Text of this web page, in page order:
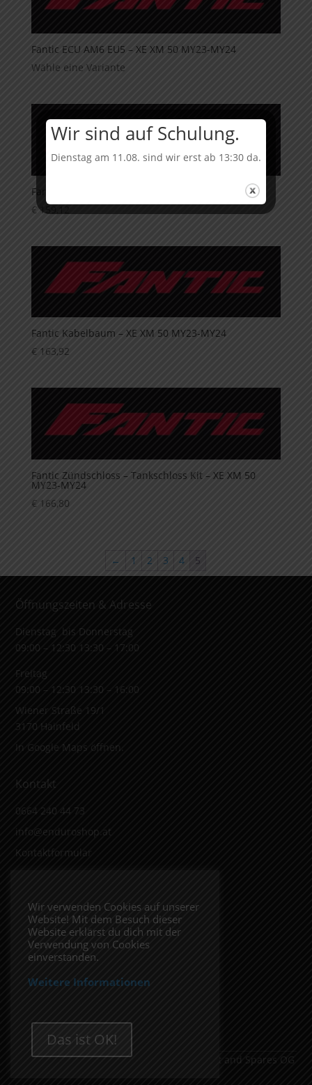
Fantic ECU AM6 EU5 – XE XM 50 MY23-MY24
Wähle eine Variante
Fantic Display – XE XM 50 MY23-MY24
€159,12
Fantic Kabelbaum – XE XM 50 MY23-MY24
€163,92
Fantic Zündschloss – Tankschloss Kit – XE XM 50
MY23-MY24
€166,80
← 1 2 3 4 5
Öffnungszeiten & Adresse
Dienstag bis Donnerstag
09:00 – 12:30 13:30 – 17:00
Freitag
09:00 – 12:30 13:30 – 16:00
Wiener Straße 19/1
3170 Hainfeld
In Google Maps öffnen.
Kontakt
0664 240 44 73
info@enduroshop.at
Kontaktformular
Impressum
Datenschutzerklärung
Folge uns
Copyright 2026 ENDUROSHOP.at Equipment and Spares OG
Wir verwenden Cookies auf unserer
Website! Mit dem Besuch dieser
Website erklärst du dich mit der
Verwendung von Cookies
einverstanden.
Weitere Informationen
Das ist OK!
Wir sind auf Schulung.
Dienstag am 11.08. sind wir erst ab 13:30 da.